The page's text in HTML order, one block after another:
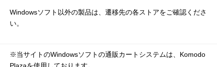
Windowsソフト以外の製品は、遷移先の各ストアをご確認くださ
い。
※当サイトのWindowsソフトの通販カートシステムは、Komodo
Plazaを使用しております。